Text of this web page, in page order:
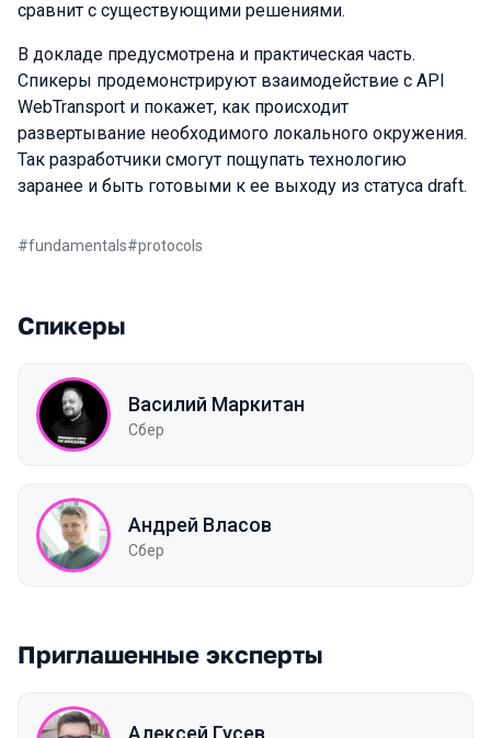
сравнит с существующими решениями.
В докладе предусмотрена и практическая часть.
Спикеры продемонстрируют взаимодействие с API
WebTransport и покажет, как происходит
развертывание необходимого локального окружения.
Так разработчики смогут пощупать технологию
заранее и быть готовыми к ее выходу из статуса draft.
#fundamentals#protocols
Спикеры
Василий Маркитан
Сбер
Андрей Власов
Сбер
Приглашенные эксперты
Алексей Гусев